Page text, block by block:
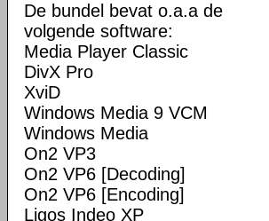
De bundel bevat o.a.a de
volgende software:
Media Player Classic
DivX Pro
XviD
Windows Media 9 VCM
Windows Media
On2 VP3
On2 VP6 [Decoding]
On2 VP6 [Encoding]
Ligos Indeo XP